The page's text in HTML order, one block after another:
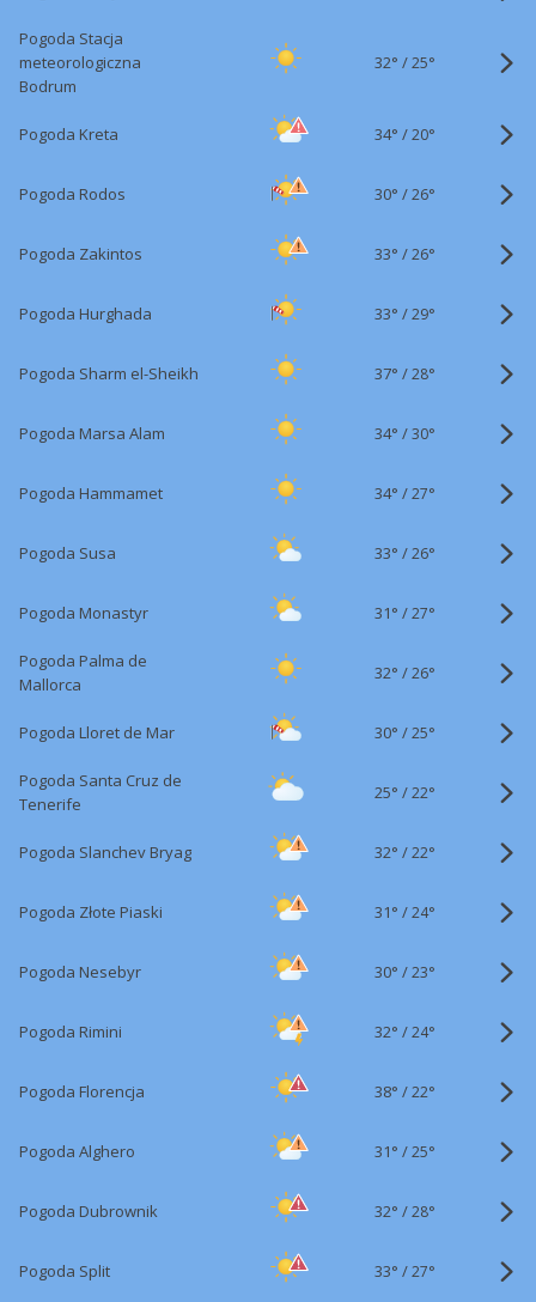
Pogoda Stacja
meteorologiczna
Bodrum
32° /25°
Pogoda Kreta 34° /20°
Pogoda Rodos 30° /26°
Pogoda Zakintos 33° /26°
Pogoda Hurghada 33° /29°
Pogoda Sharm el-Sheikh 37° /28°
Pogoda Marsa Alam 34° /30°
Pogoda Hammamet 34° /27°
Pogoda Susa 33° /26°
Pogoda Monastyr 31° /27°
Pogoda Palma de
Mallorca
32° /26°
Pogoda Lloret de Mar 30° /25°
Pogoda Santa Cruz de
Tenerife
25° /22°
Pogoda Slanchev Bryag 32° /22°
Pogoda Złote Piaski 31° /24°
Pogoda Nesebyr 30° /23°
Pogoda Rimini 32° /24°
Pogoda Florencja 38° /22°
Pogoda Alghero 31° /25°
Pogoda Dubrownik 32° /28°
Pogoda Split 33° /27°